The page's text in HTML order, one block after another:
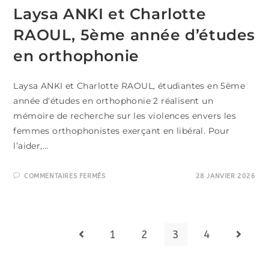
Laysa ANKI et Charlotte
RAOUL, 5ème année d’études
en orthophonie
Laysa ANKI et Charlotte RAOUL, étudiantes en 5ème
année d'études en orthophonie 2 réalisent un
mémoire de recherche sur les violences envers les
femmes orthophonistes exerçant en libéral. Pour
l’aider,…
COMMENTAIRES FERMÉSSUR
ANNÉE
D’ÉTUDES
28 JANVIER 2026
Go to the previous page
1 2 3 4 Aller à